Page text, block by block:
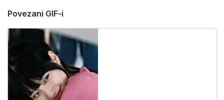
Povezani GIF-i